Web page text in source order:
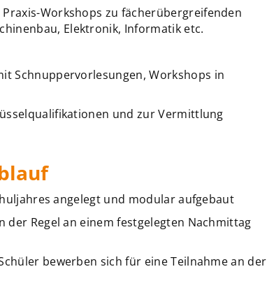
Workshops zu fächerübergreifenden
Elektronik, Informatik etc.
Schnuppervorlesungen, Workshops in
und zur Vermittlung
angelegt und modular aufgebaut
der Regel an einem festgelegten Nachmittag
bewerben sich für eine Teilnahme an der